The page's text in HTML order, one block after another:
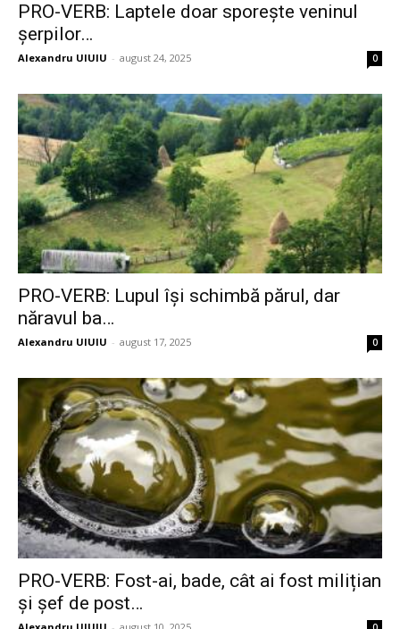
PRO-VERB: Laptele doar sporește veninul
șerpilor…
Alexandru UIUIU - august 24, 2025 0
PRO-VERB: Lupul își schimbă părul, dar
năravul ba…
Alexandru UIUIU - august 17, 2025 0
PRO-VERB: Fost-ai, bade, cât ai fost milițian
și șef de post…